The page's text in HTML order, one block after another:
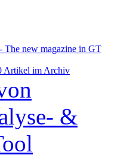
The new magazine in GT
Artikel im Archiv